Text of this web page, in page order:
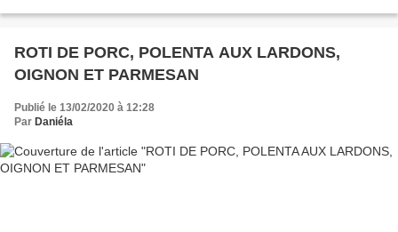
ROTI DE PORC, POLENTA AUX LARDONS,
OIGNON ET PARMESAN
Publié le 13/02/2020 à 12:28
Par Daniéla